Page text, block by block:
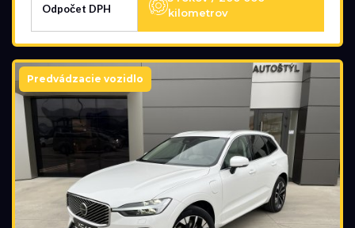
Odpočet DPH
kilometrov
Predvádzacie vozidlo